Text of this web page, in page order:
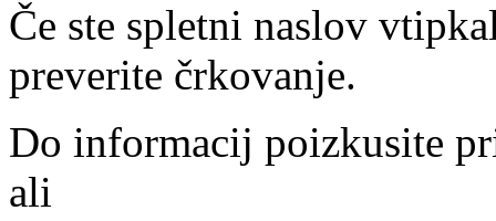
Če ste spletni naslov
preverite črkovanje.
Do informacij poizkusite
ali